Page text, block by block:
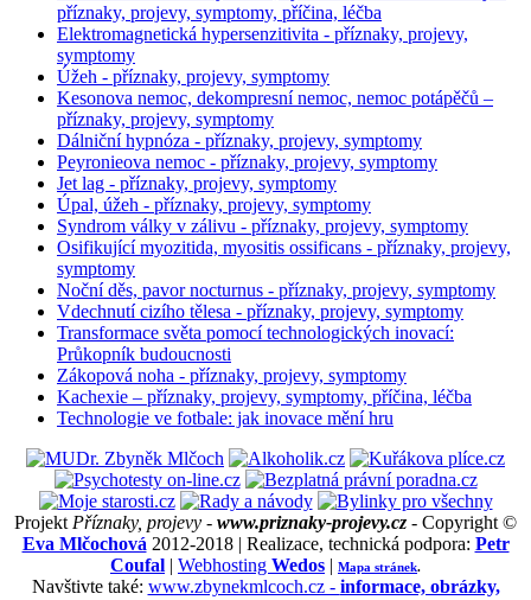
příznaky, projevy, symptomy, příčina, léčba
Elektromagnetická hypersenzitivita - příznaky, projevy,
symptomy
Úžeh - příznaky, projevy, symptomy
Kesonova nemoc, dekompresní nemoc, nemoc potápěčů –
příznaky, projevy, symptomy
Dálniční hypnóza - příznaky, projevy, symptomy
Peyronieova nemoc - příznaky, projevy, symptomy
Jet lag - příznaky, projevy, symptomy
Úpal, úžeh - příznaky, projevy, symptomy
Syndrom války v zálivu - příznaky, projevy, symptomy
Osifikující myozitida, myositis ossificans - příznaky, projevy,
symptomy
Noční děs, pavor nocturnus - příznaky, projevy, symptomy
Vdechnutí cizího tělesa - příznaky, projevy, symptomy
Transformace světa pomocí technologických inovací:
Průkopník budoucnosti
Zákopová noha - příznaky, projevy, symptomy
Kachexie – příznaky, projevy, symptomy, příčina, léčba
Technologie ve fotbale: jak inovace mění hru
ProjektPříznaky, projevy - www.priznaky-projevy.cz - Copyright ©
Eva Mlčochová2012-2018 | Realizace, technická podpora: Petr
Coufal | Webhosting Wedos | Mapa stránek.
Navštivte také: www.zbynekmlcoch.cz - informace, obrázky,